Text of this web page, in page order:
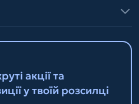
акції та
у твоїй розсилці